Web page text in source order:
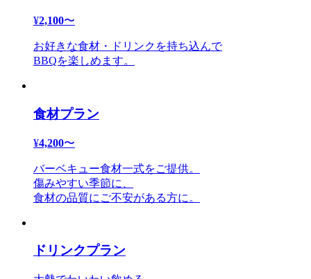
¥2,100〜
お好きな食材・ドリンクを持ち込んで
BBQを楽しめます。
食材プラン
¥4,200〜
バーベキュー食材一式をご提供。
傷みやすい季節に、
食材の品質にご不安がある方に。
ドリンクプラン